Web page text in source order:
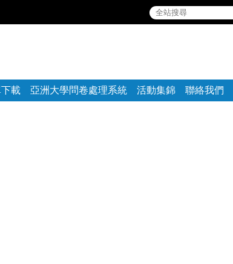
載 亞洲大學問卷處理系統 活動集錦 聯絡我們